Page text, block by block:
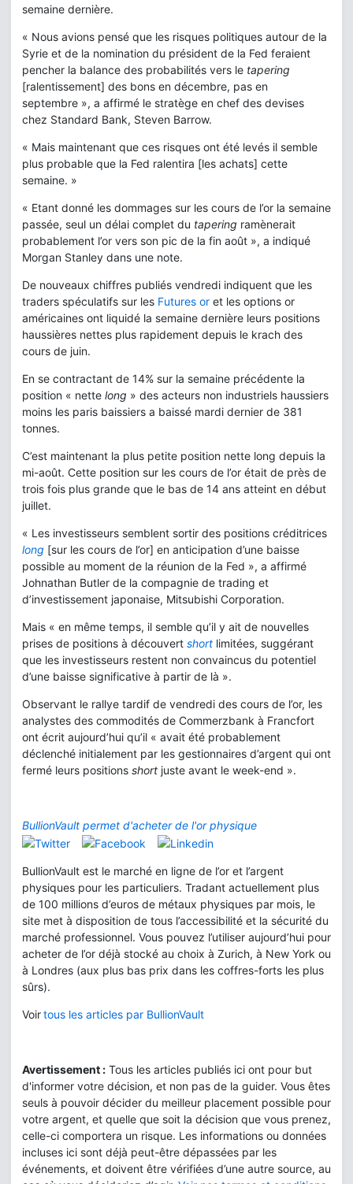
semaine dernière.
« Nous avions pensé que les risques politiques autour de la
Syrie et de la nomination du président de la Fed feraient
pencher la balance des probabilités vers le tapering
[ralentissement] des bons en décembre, pas en
septembre », a affirmé le stratège en chef des devises
chez Standard Bank, Steven Barrow.
« Mais maintenant que ces risques ont été levés il semble
plus probable que la Fed ralentira [les achats] cette
semaine. »
« Etant donné les dommages sur les cours de l’or la semaine
passée, seul un délai complet du tapering ramènerait
probablement l’or vers son pic de la fin août », a indiqué
Morgan Stanley dans une note.
De nouveaux chiffres publiés vendredi indiquent que les
traders spéculatifs sur les Futures or et les options or
américaines ont liquidé la semaine dernière leurs positions
haussières nettes plus rapidement depuis le krach des
cours de juin.
En se contractant de 14% sur la semaine précédente la
position « nette long » des acteurs non industriels haussiers
moins les paris baissiers a baissé mardi dernier de 381
tonnes.
C’est maintenant la plus petite position nette long depuis la
mi-août. Cette position sur les cours de l’or était de près de
trois fois plus grande que le bas de 14 ans atteint en début
juillet.
« Les investisseurs semblent sortir des positions créditrices
long [sur les cours de l’or] en anticipation d’une baisse
possible au moment de la réunion de la Fed », a affirmé
Johnathan Butler de la compagnie de trading et
d’investissement japonaise, Mitsubishi Corporation.
Mais « en même temps, il semble qu’il y ait de nouvelles
prises de positions à découvert short limitées, suggérant
que les investisseurs restent non convaincus du potentiel
d’une baisse significative à partir de là ».
Observant le rallye tardif de vendredi des cours de l’or, les
analystes des commodités de Commerzbank à Francfort
ont écrit aujourd’hui qu’il « avait été probablement
déclenché initialement par les gestionnaires d’argent qui ont
fermé leurs positions short juste avant le week-end ».
BullionVault permet d'acheter de l'or physique
BullionVault est le marché en ligne de l’or et l’argent
physiques pour les particuliers. Tradant actuellement plus
de 100 millions d’euros de métaux physiques par mois, le
site met à disposition de tous l’accessibilité et la sécurité du
marché professionnel. Vous pouvez l’utiliser aujourd’hui pour
acheter de l’or déjà stocké au choix à Zurich, à New York ou
à Londres (aux plus bas prix dans les coffres-forts les plus
sûrs).
Voirtous les articles par BullionVault
Avertissement : Tous les articles publiés ici ont pour but
d'informer votre décision, et non pas de la guider. Vous êtes
seuls à pouvoir décider du meilleur placement possible pour
votre argent, et quelle que soit la décision que vous prenez,
celle-ci comportera un risque. Les informations ou données
incluses ici sont déjà peut-être dépassées par les
événements, et doivent être vérifiées d’une autre source, au